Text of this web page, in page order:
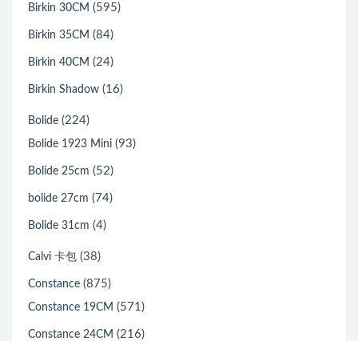
Birkin 30CM (595)
Birkin 35CM (84)
Birkin 40CM (24)
Birkin Shadow (16)
Bolide (224)
Bolide 1923 Mini (93)
Bolide 25cm (52)
bolide 27cm (74)
Bolide 31cm (4)
Calvi 卡包 (38)
Constance (875)
Constance 19CM (571)
Constance 24CM (216)